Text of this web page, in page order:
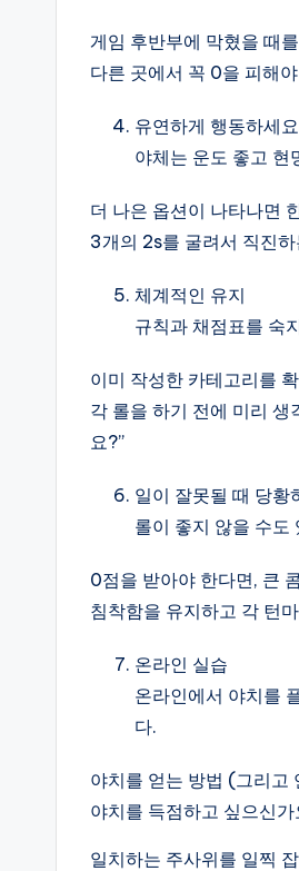
게임 후반부에 막혔을 때
다른 곳에서 꼭 0을 피해
유연하게 행동하세요
야체는 운도 좋고 현
더 나은 옵션이 나타나면
3개의 2s를 굴려서 직진
체계적인 유지
규칙과 채점표를 숙
이미 작성한 카테고리를
각 롤을 하기 전에 미리
요?”
일이 잘못될 때 당황
롤이 좋지 않을 수도
0점을 받아야 한다면, 큰
침착함을 유지하고 각 턴
온라인 실습
온라인에서 야치를
다.
야치를 얻는 방법 (그리고
야치를 득점하고 싶으신
일치하는 주사위를 일찍